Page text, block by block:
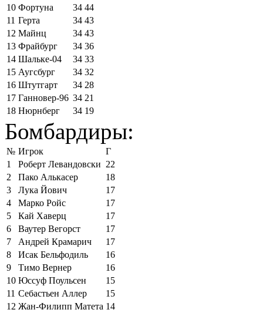
10 Фортуна 34 44
11 Герта 34 43
12 Майнц 34 43
13 Фрайбург 34 36
14 Шальке-04 34 33
15 Аугсбург 34 32
16 Штутгарт 34 28
17 Ганновер-96 34 21
18 Нюрнберг 34 19
Бомбардиры:
№ Игрок
Г
1
Роберт Левандовски 22
2
Пако Алькасер
18
3
Лука Йович
17
4
Марко Ройс
17
5
Кай Хаверц
17
6
Ваутер Вегорст
17
7
Андрей Крамарич
17
8
Исак Бельфодиль
16
9
Тимо Вернер
16
10 Юссуф Поульсен
15
11 Себастьен Аллер
15
12 Жан-Филипп Матета 14